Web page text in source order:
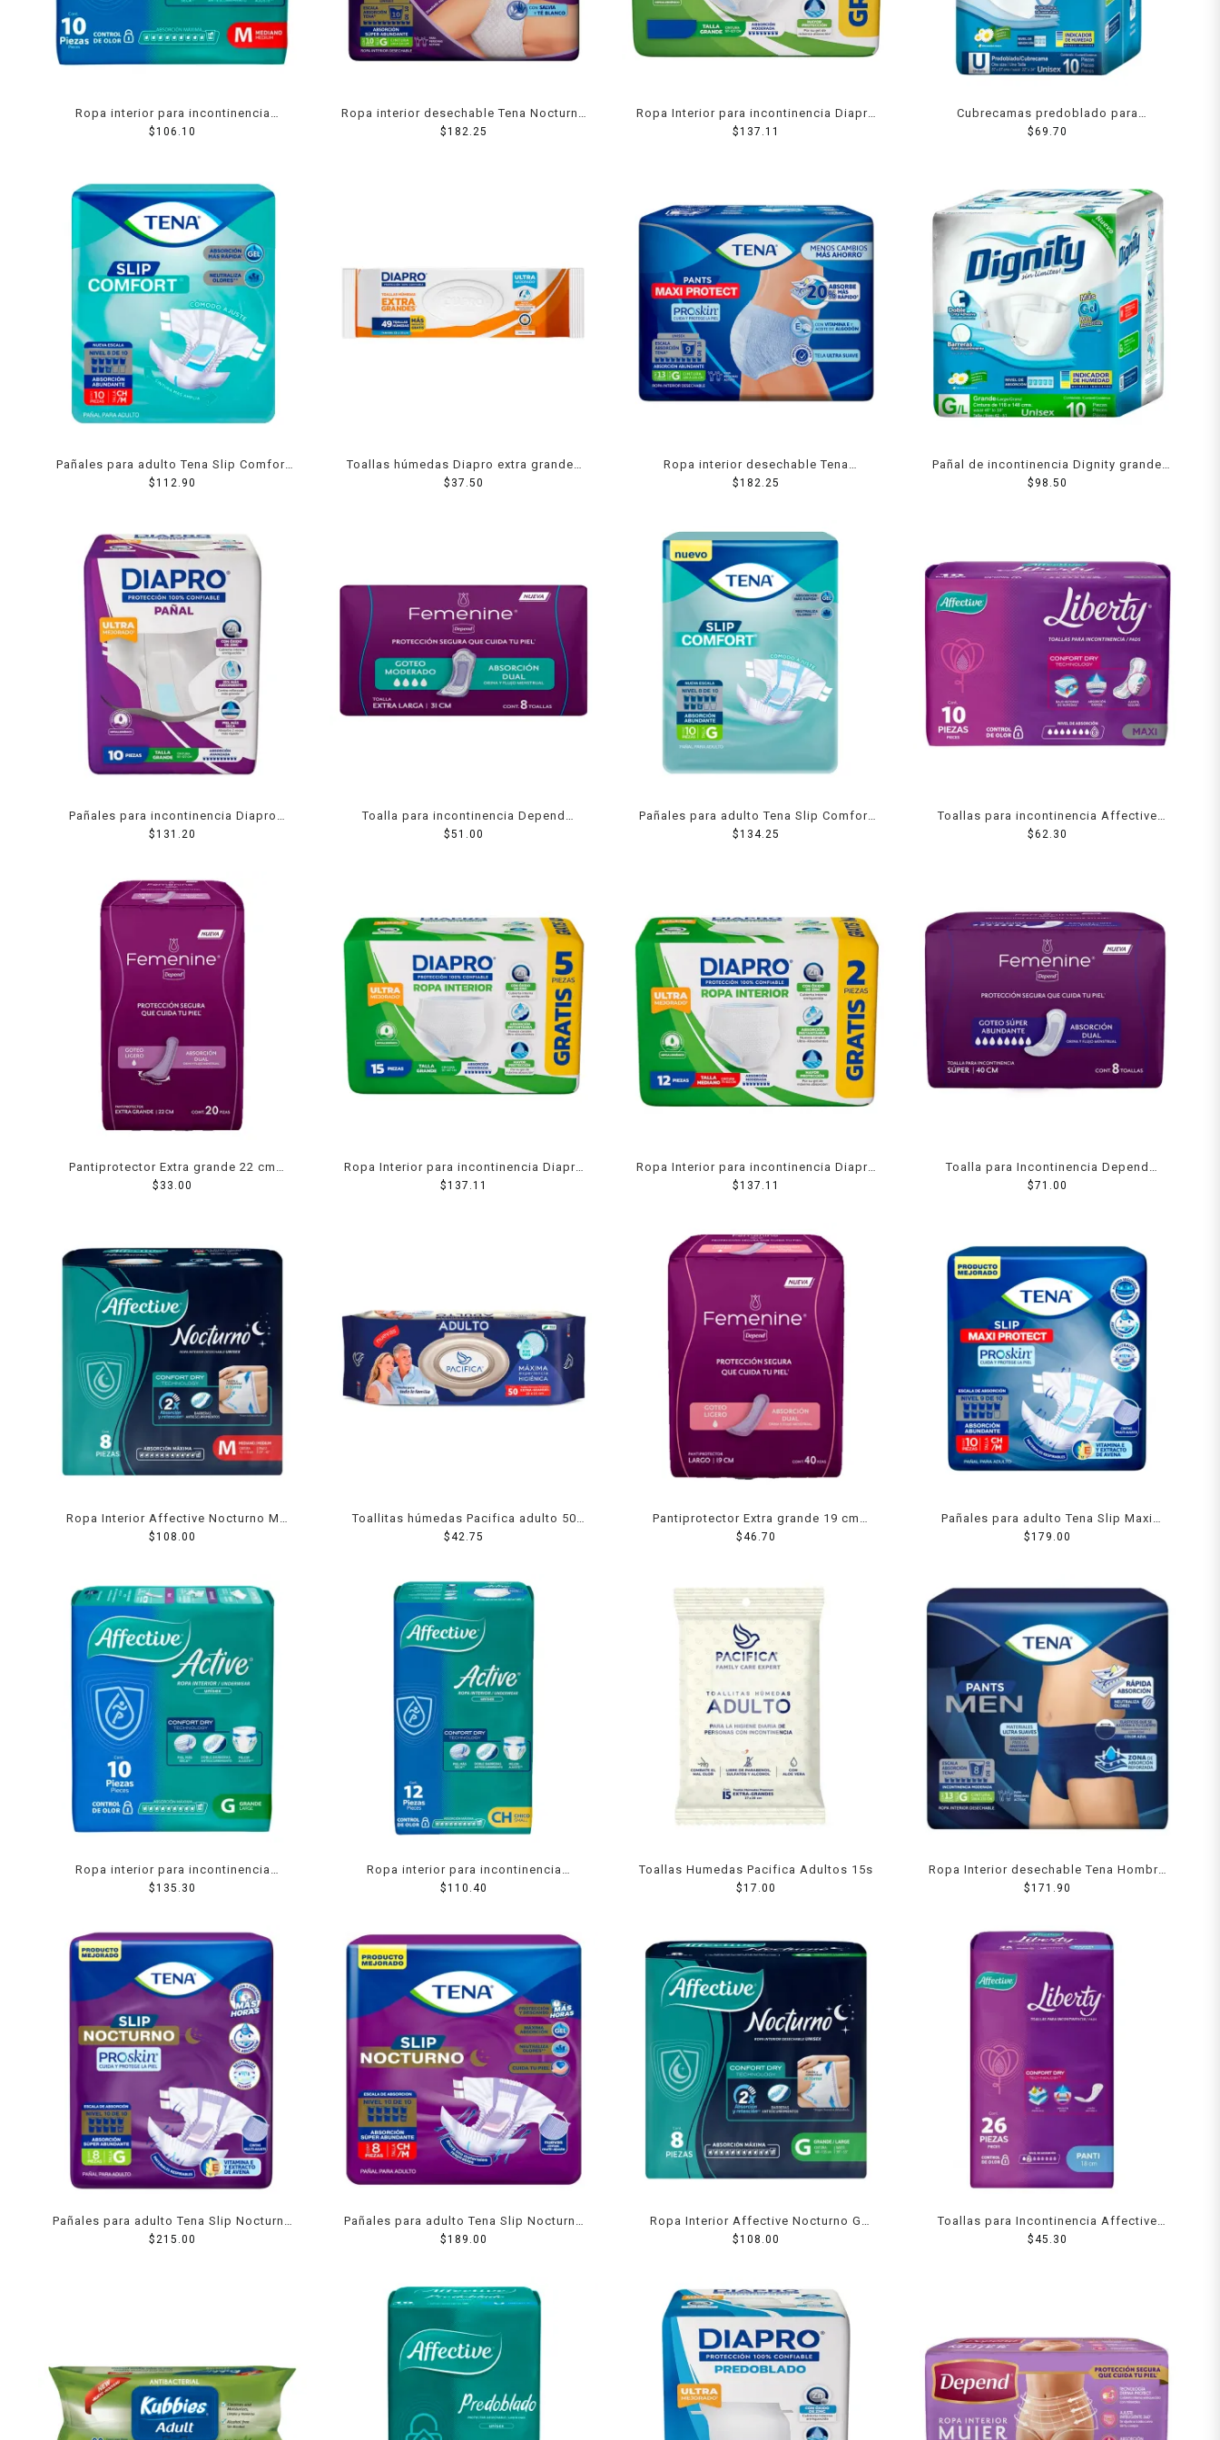
Ropa interior para incontinencia
Affective Active unisex mediano 10 pzas
$106.10
Ropa interior desechable Tena Nocturno
talla grande 10 pzas
$182.25
Ropa Interior para incontinencia Diapro
unisex grande 10 pzas
$137.11
Cubrecamas predoblado para
incontinencia Dignity predoblado 10
$69.70
Pañales para adulto Tena Slip Comfort
talla chica/mediana 10 pzas
$112.90
Toallas húmedas Diapro extra grandes
49 pzas
$ 37.50
Ropa interior desechable Tena
MaxiProtect talla grande 13 pzas
$182.25
Pañal de incontinencia Dignity grande
unisex 10 pzas
$ 98.50
Pañales para incontinencia Diapro
unisex grande 10 pzas
$131.20
Toalla para incontinencia Depend
femenine extra larga 8 pzas
$51.00
Pañales para adulto Tena Slip Comfort
talla grande 10 pzas
$134.25
Toallas para incontinencia Affective
Liberty maxi 10 pzas
$62.30
Pantiprotector Extra grande 22 cm
Depend Femenine Goteo Ligero
$ 33.00
Ropa Interior para incontinencia Diapro
unisex grande 15 pzas
$137.11
Ropa Interior para incontinencia Diapro
unisex mediana 10 pzas
$137.11
Toalla para Incontinencia Depend
Femenine anatómica súper 8 piezas
$71.00
Ropa Interior Affective Nocturno M
8pzas
$108.00
Toallitas húmedas Pacifica adulto 50
pzas
$42.75
Pantiprotector Extra grande 19 cm
Depend Femenine Goteo Ligero
$46.70
Pañales para adulto Tena Slip Maxi
Protect talla chica/mediana 10 pzas
$179.00
Ropa interior para incontinencia
Affective Active unisex grande 10 pzas
$135.30
Ropa interior para incontinencia
Affective Active unisex chico 10 pzas
$110.40
Toallas Humedas Pacifica Adultos 15s
$17.00
Ropa Interior desechable Tena Hombre
Talla Grande 13pzas
$171.90
Pañales para adulto Tena Slip Nocturno
talla grande 8 pzas
$215.00
Pañales para adulto Tena Slip Nocturno
talla chica mediana 8 pzas
$189.00
Ropa Interior Affective Nocturno G
8pzas
$108.00
Toallas para Incontinencia Affective
Liberty Pantiprotector de 18cm
$45.30